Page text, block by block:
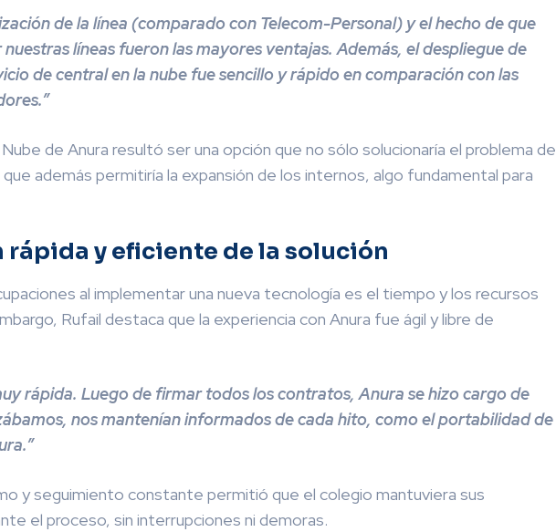
de la línea (comparado con Telecom-Personal) y el hecho de que
líneas fueron las mayores ventajas. Además, el despliegue de
de central en la nube fue sencillo y rápido en comparación con las
de Anura resultó ser una opción que no sólo solucionaría el problema de
además permitiría la expansión de los internos, algo fundamental para
y eficiente de la solución
al implementar una nueva tecnología es el tiempo y los recursos
Rufail destaca que la experiencia con Anura fue ágil y libre de
rápida. Luego de firmar todos los contratos, Anura se hizo cargo de
nos mantenían informados de cada hito, como el portabilidad de
y seguimiento constante permitió que el colegio mantuviera sus
el proceso, sin interrupciones ni demoras.